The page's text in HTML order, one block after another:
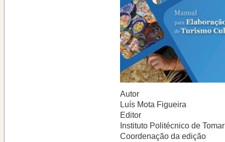
Autor
Luís Mota Figueira
Editor
Instituto Politécnico de Tomar
Coordenação da edição